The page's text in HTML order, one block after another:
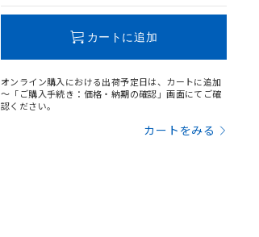
カートに追加
オンライン購入における出荷予定日は、カートに追加
～「ご購入手続き：価格・納期の確認」画面にてご確
認ください。
カートをみる